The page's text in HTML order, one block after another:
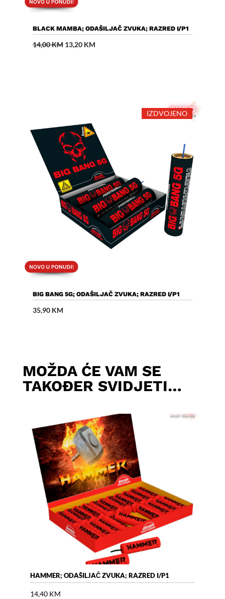
Dodaj U Košaricu
BLACK MAMBA; ODAŠILJAČ ZVUKA; RAZRED I/P1
14,00KM Izvorna
cijena
13,20 KMTrenutna
IZDVOJENO
Dodaj U Košaricu
BIG BANG 5G; ODAŠILJAČ ZVUKA; RAZRED I/P1
35,90 KM
MOŽDA ĆE VAM SE
TAKOĐER SVIDJETI…
HAMMER; ODAŠILJAČ ZVUKA; RAZRED I/P1
14,40 KM